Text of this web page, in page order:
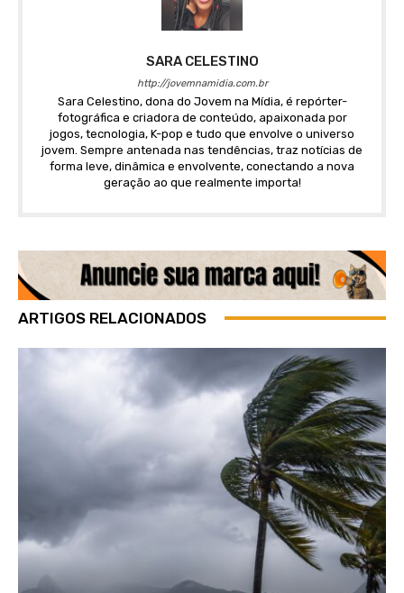
SARA CELESTINO
http://jovemnamidia.com.br
Sara Celestino, dona do Jovem na Mídia, é repórter-
fotográfica e criadora de conteúdo, apaixonada por
jogos, tecnologia, K-pop e tudo que envolve o universo
jovem. Sempre antenada nas tendências, traz notícias de
forma leve, dinâmica e envolvente, conectando a nova
geração ao que realmente importa!
ARTIGOS RELACIONADOS